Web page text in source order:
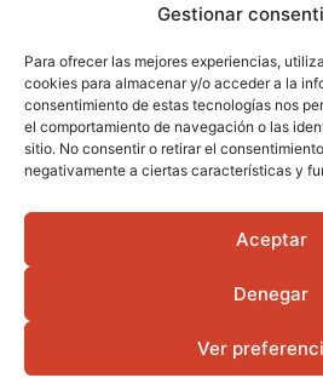
Gestionar
Para ofrecer las mejores experiencias,
cookies para almacenar y/o acceder a la
consentimiento de estas tecnologías nos
el comportamiento de navegación o las
sitio. No consentir o retirar el
negativamente a ciertas características y
Aceptar
Denegar
Ver
noviembre 2023 octubre
julio 2023 junio 2023 mayo
noviembre 2022
octubre 2022 septiembre
julio 2022
junio 2022 mayo 2022 abril 2022
febrero 2022
enero 2022 diciembre 2021
octubre 2021
septiembre 2021 agosto 2021
mayo 2021
abril 2021 marzo 2021 febrero
diciembre 2020
noviembre 2020 octubre
agosto 2020
julio 2020 junio 2020 mayo
marzo 2020
febrero 2020 enero 2020
octubre 2019
agosto 2019
diciembre 2018
noviembre 2018 octubre
junio 2018 mayo
diciembre 2017
septiembre 2017
septiembre
junio 2016
© 2016 - 2026 Vila-real informació | Avis legal |